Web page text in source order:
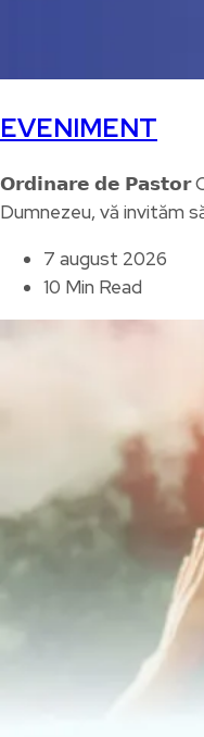
EVENIMENT
𝗢𝗿𝗱𝗶𝗻𝗮𝗿𝗲 𝗱𝗲 𝗣𝗮𝘀𝘁𝗼𝗿
Dumnezeu, vă invităm
7 august 2026
10 Min Read